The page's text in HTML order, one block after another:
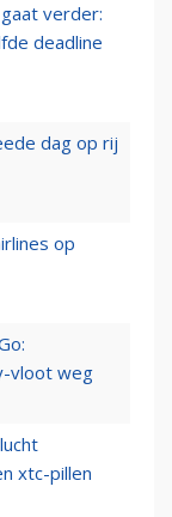
verder:
deadline
dag op rij
op
vloot weg
xtc-pillen